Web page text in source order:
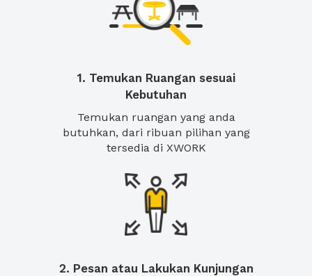
1. Temukan Ruangan sesuai
Kebutuhan
Temukan ruangan yang anda
butuhkan, dari ribuan pilihan yang
tersedia di XWORK
2. Pesan atau Lakukan Kunjungan